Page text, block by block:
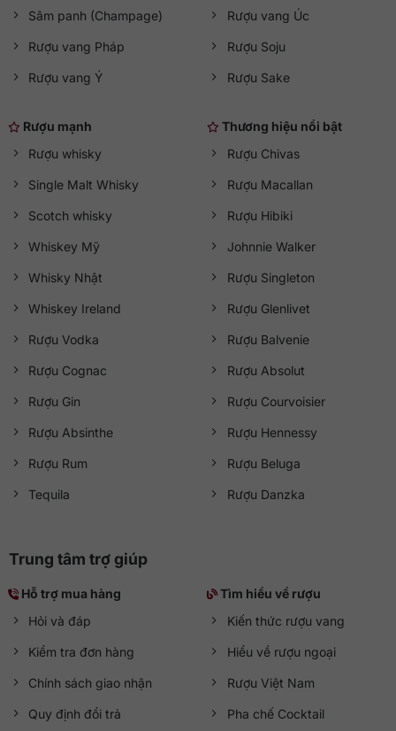
Sâm panh (Champage)
Rượu vang Pháp
Rượu vang Ý
Rượu vang Úc
Rượu Soju
Rượu Sake
Rượu mạnh
Rượu whisky
Single Malt Whisky
Scotch whisky
Whiskey Mỹ
Whisky Nhật
Whiskey Ireland
Rượu Vodka
Rượu Cognac
Rượu Gin
Rượu Absinthe
Rượu Rum
Tequila
Thương hiệu nổi bật
Rượu Chivas
Rượu Macallan
Rượu Hibiki
Johnnie Walker
Rượu Singleton
Rượu Glenlivet
Rượu Balvenie
Rượu Absolut
Rượu Courvoisier
Rượu Hennessy
Rượu Beluga
Rượu Danzka
Trung tâm trợ giúp
Hỗ trợ mua hàng
Hỏi và đáp
Kiểm tra đơn hàng
Chính sách giao nhận
Quy định đổi trả
Tìm hiểu về rượu
Kiến thức rượu vang
Hiểu về rượu ngoại
Rượu Việt Nam
Pha chế Cocktail